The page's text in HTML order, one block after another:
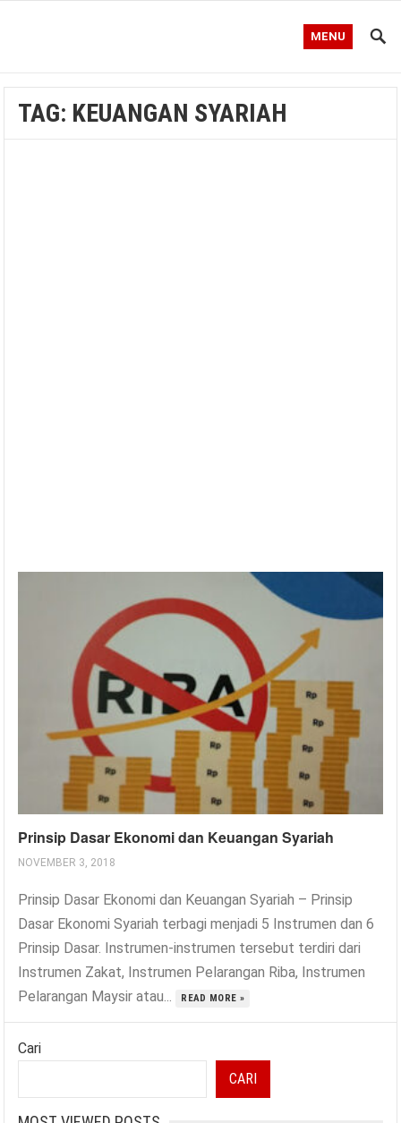
MENU
TAG: KEUANGAN SYARIAH
Prinsip Dasar Ekonomi dan Keuangan Syariah
NOVEMBER 3, 2018
Prinsip Dasar Ekonomi dan Keuangan Syariah – Prinsip
Dasar Ekonomi Syariah terbagi menjadi 5 Instrumen dan 6
Prinsip Dasar. Instrumen-instrumen tersebut terdiri dari
Instrumen Zakat, Instrumen Pelarangan Riba, Instrumen
Pelarangan Maysir atau...
READ MORE »
Cari
CARI